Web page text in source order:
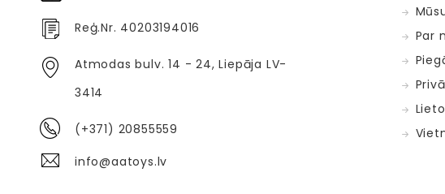
Reģ.Nr. 40203194016
Atmodas bulv. 14 - 24, Liepāja LV-
3414
(+371) 20855559
info@aatoys.lv
Par